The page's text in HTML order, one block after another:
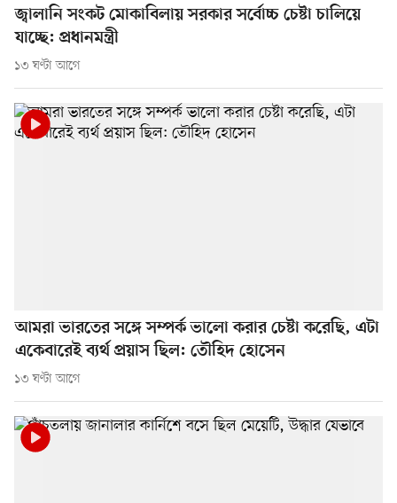
জ্বালানি সংকট মোকাবিলায় সরকার সর্বোচ্চ চেষ্টা চালিয়ে
যাচ্ছে: প্রধানমন্ত্রী
১৩ ঘণ্টা আগে
আমরা ভারতের সঙ্গে সম্পর্ক ভালো করার চেষ্টা করেছি, এটা
একেবারেই ব্যর্থ প্রয়াস ছিল: তৌহিদ হোসেন
১৩ ঘণ্টা আগে